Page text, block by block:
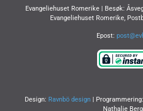
Evangeliehuset Romerike | Besøk:
Evangeliehuset Romerike,
Epost:
Design: Ravnbö design | Programmering:
Nathalie